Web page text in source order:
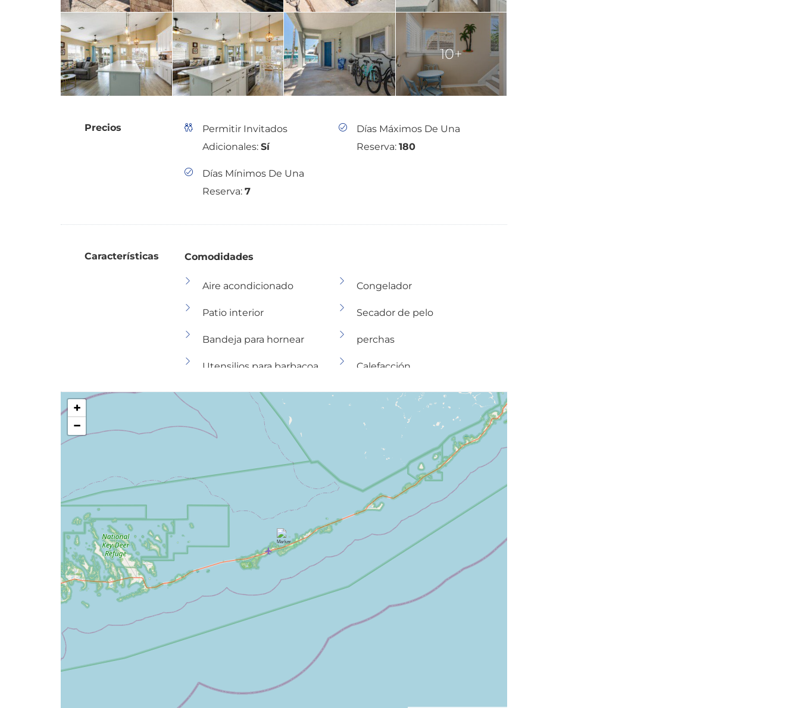
10+
Precios
Permitir Invitados
Adicionales: Sí
Días Mínimos De Una
Reserva: 7
Días Máximos De Una
Reserva: 180
Características Comodidades
Aire acondicionado
Patio interior
Bandeja para hornear
Utensilios para barbacoa
Bañera
parrilla barbacoa
Deslizamiento de barco
Alarma de monóxido de
Ventilador de techo
Libros y juguetes para
niños
Almacenamiento de ropa
Conceptos básicos de
cocina
Congelador
Secador de pelo
perchas
Calefacción
Silla alta
Agua caliente
teclado
Cocina
Microonda
Comedor al aire libre
Muebles de exterior
Horno
Patio o balcón
+
−